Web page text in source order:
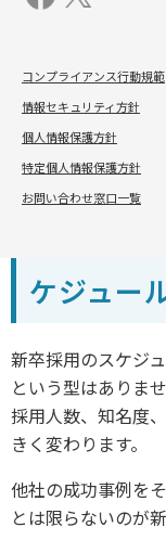
コンプライアンス行動規範
情報セキュリティ方針
個人情報保護方針
特定個人情報保護方針
お問い合わせ窓口一覧
の記事でより体系
関連記事：持続可
くる「変化に折れ
ケジュー
新卒採用のスケジ
という型はありませ
採用人数、知名度
きく変わります。
他社の成功事例を
とは限らないのが